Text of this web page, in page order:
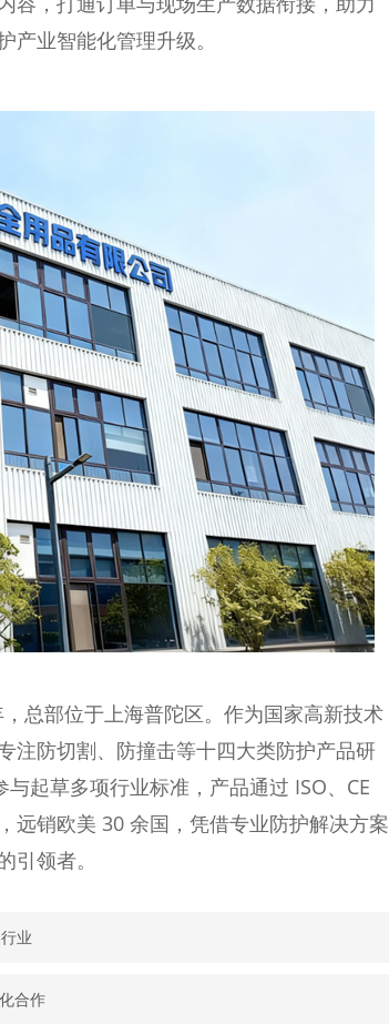
业智能化管理升级。
总部位于上海普陀区。作为国家高新技术
注防切割、防撞击等十四大类防护产品研
起草多项行业标准，产品通过 ISO、CE
远销欧美 30 余国，凭借专业防护解决方案
领者。
业
合作